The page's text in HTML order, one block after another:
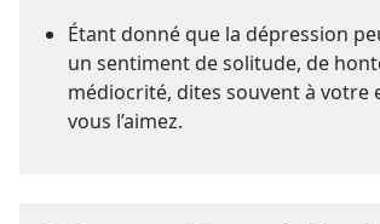
Étant donné que la dépression
un sentiment de solitude, de
médiocrité, dites souvent à votre
vous l’aimez.